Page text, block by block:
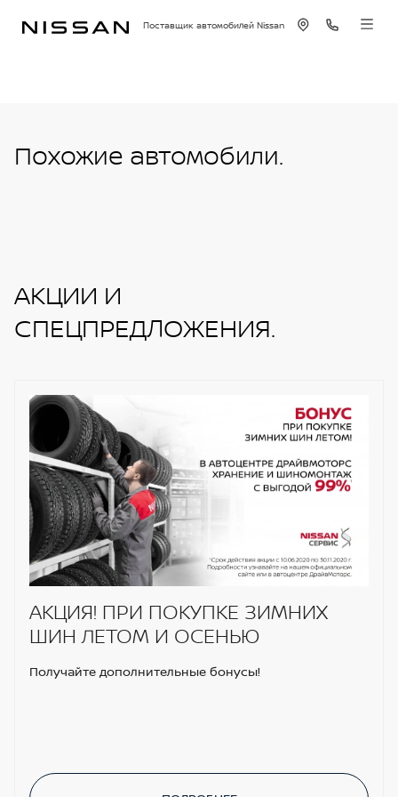
Поставщик автомобилей Nissan
Похожие автомобили.
АКЦИИ И
СПЕЦПРЕДЛОЖЕНИЯ.
АКЦИЯ! ПРИ ПОКУПКЕ ЗИМНИХ
ШИН ЛЕТОМ И ОСЕНЬЮ
Получайте дополнительные бонусы!